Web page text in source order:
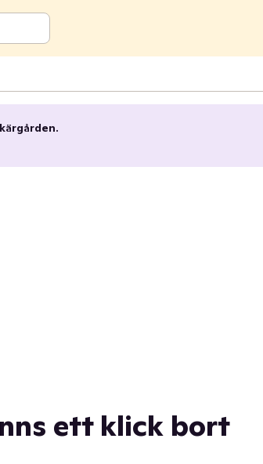
ett klick bort